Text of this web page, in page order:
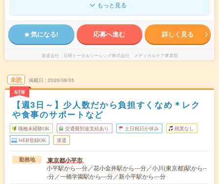
もっと見る
気になる! 応募へ進む 詳しく見る
派遣会社 日研トータルソーシング株式会社 メディカルケア事業部
未読
NEW
掲載日 2026/08/05
【週3日～】少人数だから負担すくなめ＊レク
や食事のサポートなど
職種未経験OK 交通費別途支給あり 土日祝日が休み 残業なし
WEB登録OK 派遣
勤務地 東京都小平市
小平駅から---分／花小金井駅から---分／小川(東京都)駅から--
-分／一橋学園駅から---分／新小平駅から---分